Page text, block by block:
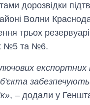
дорозвідки
Волни
трьох
№5 та №6.
, – додали у